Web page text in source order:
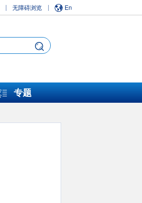
无障碍浏览 En
专题